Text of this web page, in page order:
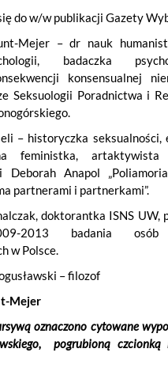
do w/w publikacji Gazety
Mejer – dr nauk
badaczka
konsensualnej
Seksuologii Poradnictwa i
– historyczka seksualności,
feministka, artaktywista
Deborah Anapol
partnerami i partnerkami”.
doktorantka ISNS UW,
2013 badania osób
w Polsce.
– filozof
Mejer
oznaczono cytowane
pogrubioną czcionką